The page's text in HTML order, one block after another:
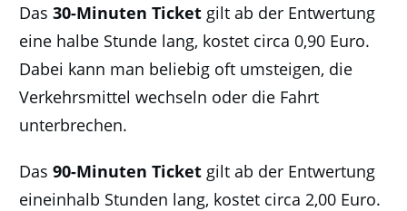
Das 30-Minuten Ticket gilt ab der Entwertung
eine halbe Stunde lang, kostet circa 0,90 Euro.
Dabei kann man beliebig oft umsteigen, die
Verkehrsmittel wechseln oder die Fahrt
unterbrechen.
Das 90-Minuten Ticket gilt ab der Entwertung
eineinhalb Stunden lang, kostet circa 2,00 Euro.